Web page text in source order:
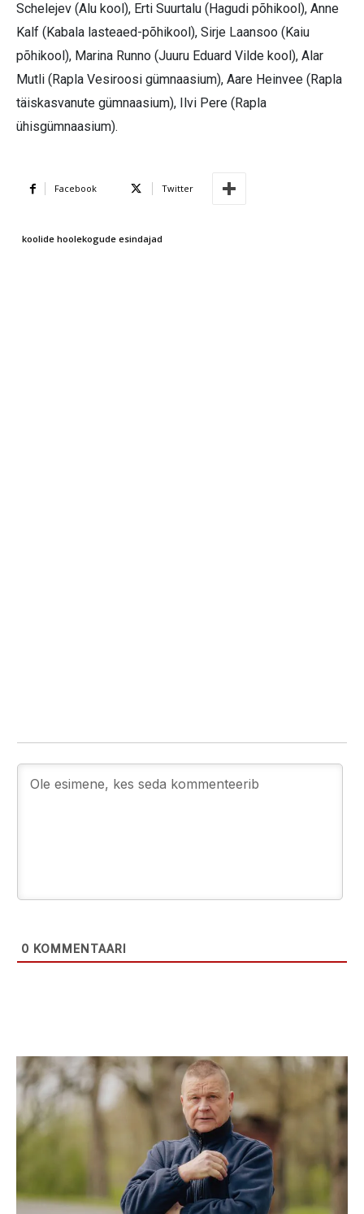
Schelejev (Alu kool), Erti Suurtalu (Hagudi põhikool), Anne
Kalf (Kabala lasteaed-põhikool), Sirje Laansoo (Kaiu
põhikool), Marina Runno (Juuru Eduard Vilde kool), Alar
Mutli (Rapla Vesiroosi gümnaasium), Aare Heinvee (Rapla
täiskasvanute gümnaasium), Ilvi Pere (Rapla
ühisgümnaasium).
Facebook Twitter
koolide hoolekogude esindajad
0 KOMMENTAARI